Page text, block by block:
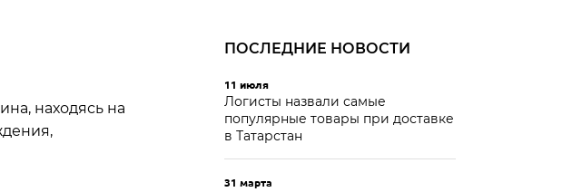
находясь на
ПОСЛЕДНИЕ НОВОСТИ
11 июля
Логисты назвали самые
популярные товары при доставке
в Татарстан
31 марта